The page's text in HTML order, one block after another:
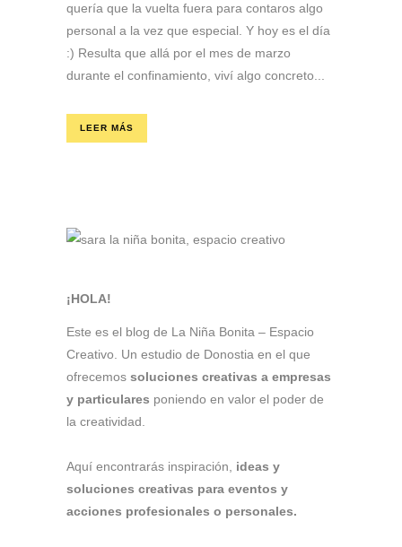
quería que la vuelta fuera para contaros algo
personal a la vez que especial. Y hoy es el día
:) Resulta que allá por el mes de marzo
durante el confinamiento, viví algo concreto...
LEER MÁS
¡HOLA!
Este es el blog de La Niña Bonita – Espacio
Creativo. Un estudio de Donostia en el que
ofrecemos soluciones creativas a empresas
y particulares poniendo en valor el poder de
la creatividad.
Aquí encontrarás inspiración,
ideas y
soluciones creativas para eventos y
acciones profesionales o personales.